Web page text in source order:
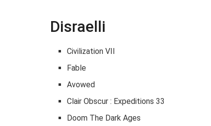
Disraelli
Civilization VII
Fable
Avowed
Clair Obscur : Expeditions 33
Doom The Dark Ages